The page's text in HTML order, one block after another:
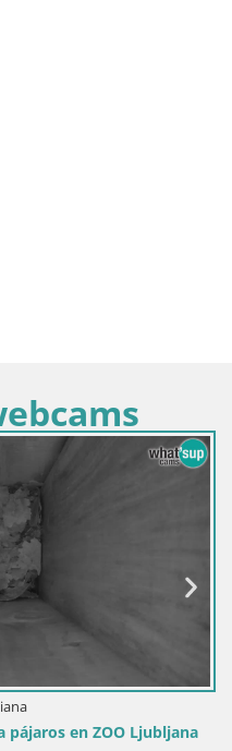
pájaros en ZOO Ljubljana